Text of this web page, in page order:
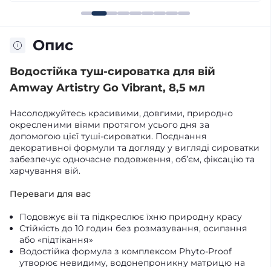
Опис
Водостійка туш-сироватка для вій
Amway Artistry Go Vibrant, 8,5 мл
Насолоджуйтесь красивими, довгими, природно
окресленими віями протягом усього дня за
допомогою цієї туші-сироватки. Поєднання
декоративної формули та догляду у вигляді сироватки
забезпечує одночасне подовження, об’єм, фіксацію та
харчування вій.
Переваги для вас
Подовжує вії та підкреслює їхню природну красу
Стійкість до 10 годин без розмазування, осипання
або «підтікання»
Водостійка формула з комплексом Phyto-Proof
утворює невидиму, водонепроникну матрицю на